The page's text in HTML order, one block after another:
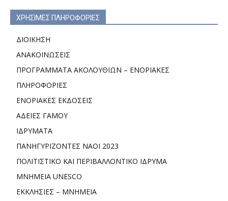
ΧΡΗΣΙΜΕΣ ΠΛΗΡΟΦΟΡΙΕΣ
ΔΙΟΙΚΗΣΗ
ΑΝΑΚΟΙΝΩΣΕΙΣ
ΠΡΟΓΡΑΜΜΑΤΑ ΑΚΟΛΟΥΘΙΩΝ – ΕΝΟΡΙΑΚΕΣ
ΠΛΗΡΟΦΟΡΙΕΣ
ΕΝΟΡΙΑΚΕΣ ΕΚΔΟΣΕΙΣ
ΑΔΕΙΕΣ ΓΑΜΟΥ
ΙΔΡΥΜΑΤΑ
ΠΑΝΗΓΥΡΙΖΟΝΤΕΣ ΝΑΟΙ 2023
ΠΟΛΙΤΙΣΤΙΚΟ ΚΑΙ ΠΕΡΙΒΑΛΛΟΝΤΙΚΟ ΙΔΡΥΜΑ
ΜΝΗΜΕΙΑ UNESCO
ΕΚΚΛΗΣΙΕΣ – ΜΝΗΜΕΙΑ